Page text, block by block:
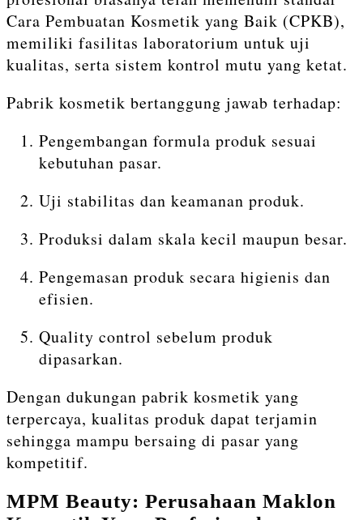
Cara Pembuatan Kosmetik yang Baik (CPKB),
memiliki fasilitas laboratorium untuk uji
kualitas, serta sistem kontrol mutu yang ketat.
Pabrik kosmetik bertanggung jawab terhadap:
Pengembangan formula produk sesuai
kebutuhan pasar.
Uji stabilitas dan keamanan produk.
Produksi dalam skala kecil maupun besar.
Pengemasan produk secara higienis dan
efisien.
Quality control sebelum produk
dipasarkan.
Dengan dukungan pabrik kosmetik yang
terpercaya, kualitas produk dapat terjamin
sehingga mampu bersaing di pasar yang
kompetitif.
MPM Beauty: Perusahaan Maklon